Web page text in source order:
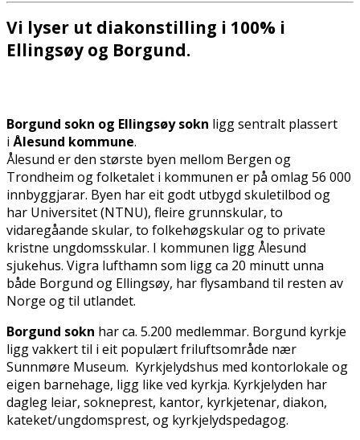
Vi lyser ut diakonstilling i 100% i
Ellingsøy og Borgund.
Borgund sokn og Ellingsøy sokn ligg sentralt plassert
i Ålesund kommune.
Ålesund er den største byen mellom Bergen og
Trondheim og folketalet i kommunen er på omlag 56 000
innbyggjarar. Byen har eit godt utbygd skuletilbod og
har Universitet (NTNU), fleire grunnskular, to
vidaregåande skular, to folkehøgskular og to private
kristne ungdomsskular. I kommunen ligg Ålesund
sjukehus. Vigra lufthamn som ligg ca 20 minutt unna
både Borgund og Ellingsøy, har flysamband til resten av
Norge og til utlandet.
Borgund sokn har ca. 5.200 medlemmar. Borgund kyrkje
ligg vakkert til i eit populært friluftsområde nær
Sunnmøre Museum. Kyrkjelydshus med kontorlokale og
eigen barnehage, ligg like ved kyrkja. Kyrkjelyden har
dagleg leiar, sokneprest, kantor, kyrkjetenar, diakon,
kateket/ungdomsprest, og kyrkjelydspedagog.